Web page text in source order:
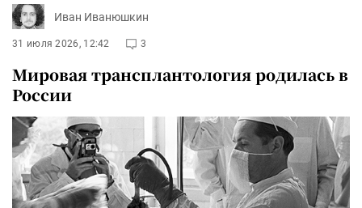
Иван Иванюшкин
31 июля 2026, 12:42 3
Мировая трансплантология родилась в
России